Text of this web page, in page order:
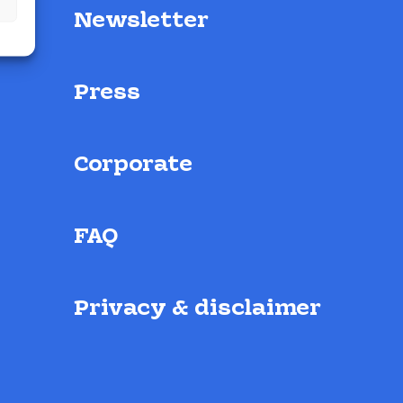
Newsletter
Press
Corporate
FAQ
Privacy & disclaimer